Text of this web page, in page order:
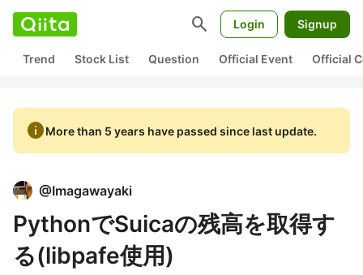
search Login Signup
Trend Stock List Question Official Event Official
infoMore than 5 years have passed since last update.
@Imagawayaki
PythonでSuicaの残高を取得す
る(libpafe使用)